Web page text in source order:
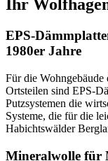
Ihr
EPS-
1980er Jahre
Für die Wohngebäude
Ortsteilen sind EPS-
Putzsystemen die
Systeme, die für die
Habichtswälder
Mineralwolle für